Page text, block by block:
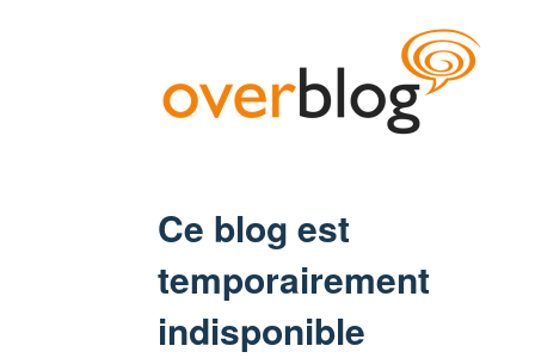
Ce blog est
temporairement
indisponible